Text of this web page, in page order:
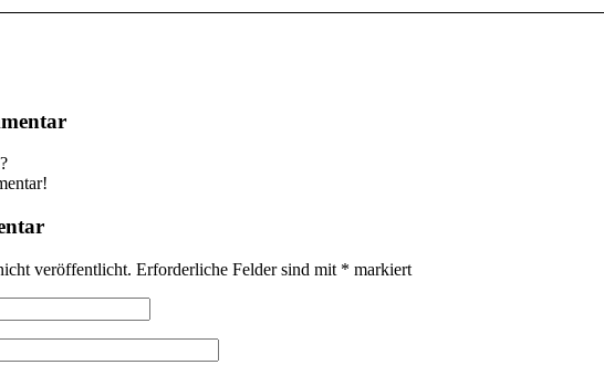
veröffentlicht. Erforderliche Felder sind mit * markiert